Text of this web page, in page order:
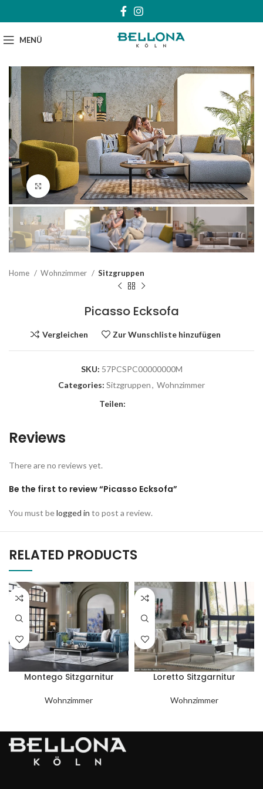
MENÜ
Klick zum Vergrößern
Home Wohnzimmer Sitzgruppen
Picasso Ecksofa
Vergleichen Zur Wunschliste hinzufügen
SKU: 57PCSPC00000000M
Categories: Sitzgruppen, Wohnzimmer
Teilen:
Reviews
There are no reviews yet.
Be the first to review “Picasso Ecksofa”
You must belogged in to post a review.
RELATED PRODUCTS
Montego Sitzgarnitur
Wohnzimmer
Loretto Sitzgarnitur
Wohnzimmer